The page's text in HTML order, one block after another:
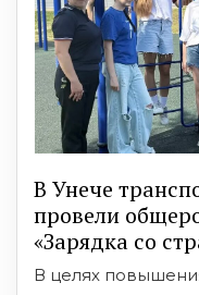
В Унече
провели
«Зарядка со
В целях